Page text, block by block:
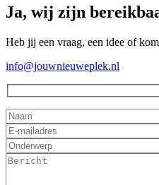
Ja, wij zijn
Heb jij een vraag, een idee of
info@jouwnieuweplek.nl